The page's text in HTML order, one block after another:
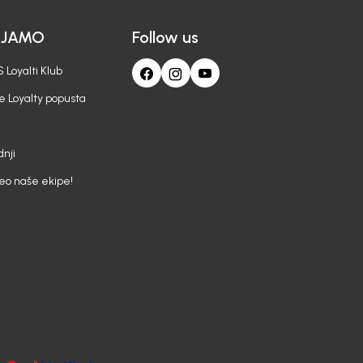
Loyalti Klub
Loyalty popusta
naše ekipe!
Follow us